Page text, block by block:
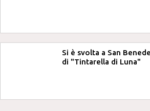
Si è svolta a San
di "Tintarella di Luna"